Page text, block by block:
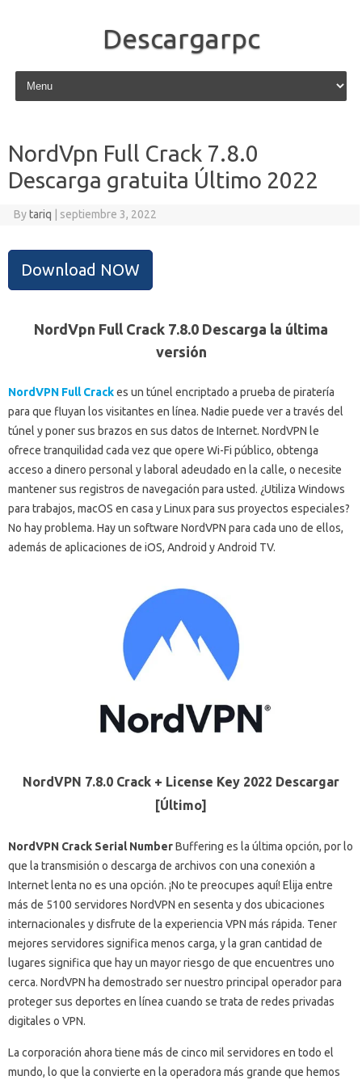
Descargarpc
Skip to content
NordVpn Full Crack 7.8.0
Descarga gratuita Último 2022
Bytariq septiembre 3, 2022
Download NOW
NordVpn Full Crack 7.8.0 Descarga la última
versión
NordVPN Full Crackes un túnel encriptado a prueba de piratería
para que fluyan los visitantes en línea. Nadie puede ver a través del
túnel y poner sus brazos en sus datos de Internet. NordVPN le
ofrece tranquilidad cada vez que opere Wi-Fi público, obtenga
acceso a dinero personal y laboral adeudado en la calle, o necesite
mantener sus registros de navegación para usted. ¿Utiliza Windows
para trabajos, macOS en casa y Linux para sus proyectos especiales?
No hay problema. Hay un software NordVPN para cada uno de ellos,
además de aplicaciones de iOS, Android y Android TV.
NordVPN 7.8.0 Crack + License Key 2022 Descargar
[Último]
NordVPN Crack Serial NumberBuffering es la última opción, por lo
que la transmisión o descarga de archivos con una conexión a
Internet lenta no es una opción. ¡No te preocupes aquí! Elija entre
más de 5100 servidores NordVPN en sesenta y dos ubicaciones
internacionales y disfrute de la experiencia VPN más rápida. Tener
mejores servidores significa menos carga, y la gran cantidad de
lugares significa que hay un mayor riesgo de que encuentres uno
cerca. NordVPN ha demostrado ser nuestro principal operador para
proteger sus deportes en línea cuando se trata de redes privadas
digitales o VPN.
La corporación ahora tiene más de cinco mil servidores en todo el
mundo, lo que la convierte en la operadora más grande que hemos